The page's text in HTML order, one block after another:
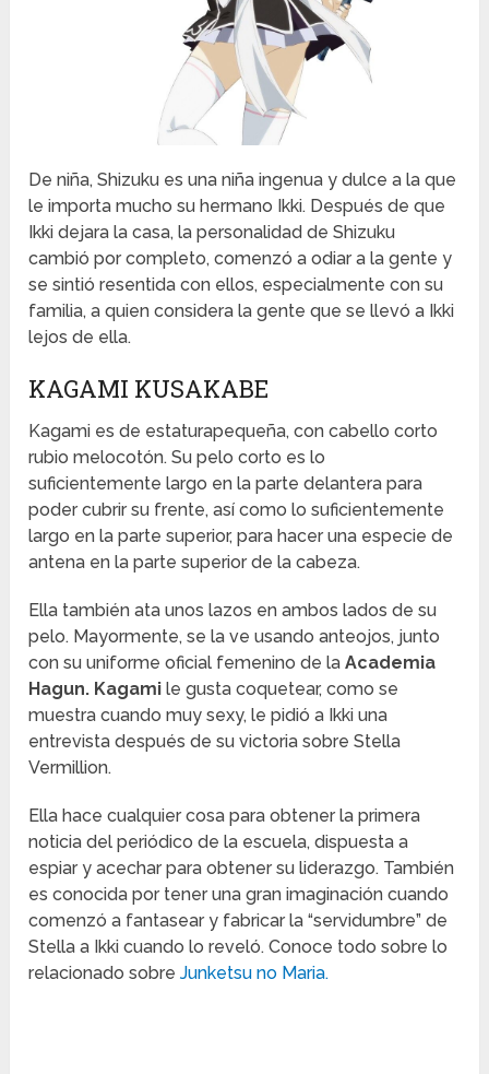
De niña, Shizuku es una niña ingenua y dulce a la que
le importa mucho su hermano Ikki. Después de que
Ikki dejara la casa, la personalidad de Shizuku
cambió por completo, comenzó a odiar a la gente y
se sintió resentida con ellos, especialmente con su
familia, a quien considera la gente que se llevó a Ikki
lejos de ella.
KAGAMI KUSAKABE
Kagami es de estaturapequeña, con cabello corto
rubio melocotón. Su pelo corto es lo
suficientemente largo en la parte delantera para
poder cubrir su frente, así como lo suficientemente
largo en la parte superior, para hacer una especie de
antena en la parte superior de la cabeza.
Ella también ata unos lazos en ambos lados de su
pelo. Mayormente, se la ve usando anteojos, junto
con su uniforme oficial femenino de la Academia
Hagun. Kagami le gusta coquetear, como se
muestra cuando muy sexy, le pidió a Ikki una
entrevista después de su victoria sobre Stella
Vermillion.
Ella hace cualquier cosa para obtener la primera
noticia del periódico de la escuela, dispuesta a
espiar y acechar para obtener su liderazgo. También
es conocida por tener una gran imaginación cuando
comenzó a fantasear y fabricar la “servidumbre” de
Stella a Ikki cuando lo reveló. Conoce todo sobre lo
relacionado sobreJunketsu no Maria.